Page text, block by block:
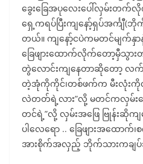
ခွေးခြေအပုလေးပေါ်လှမ်းတ
ရှေ့ကရပ်ပြီးကျနော့်ရှပ်အင်္ကျီ(
တယ်။ ကျနော့်ငပဲကမတင်မျက်နှ
ခြေဖျားထောက်လိုက်တော့မှီသွား
တွဲလောင်းကျနေတာဆိုတော့ လ
တဲ့အုံကိုကိုင်၊တစ်ဖက်က မီးလုံး
လဲတတ်ရဲ့လား”လို့ မတင်ကလှမ်း
တင်ရဲ့”လို့ လှမ်းအဖြေ ဗြုန်းဆိုက
ပါလေရော .. ခြေဖျားအထောက်
အားစိုက်အလှည့် ဘိုက်သားကချပ်